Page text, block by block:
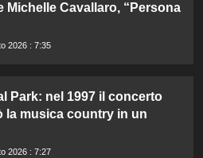
Michelle Cavallaro, “Persona
2026 : 7:35
Park: nel 1997 il concerto
la musica country in un
2026 : 7:27